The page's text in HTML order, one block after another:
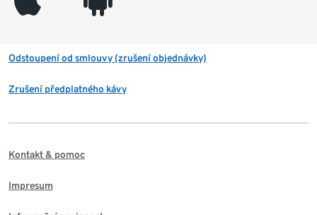
Odstoupení od smlouvy (zrušení objednávky)
Zrušení předplatného kávy
Kontakt & pomoc
Impresum